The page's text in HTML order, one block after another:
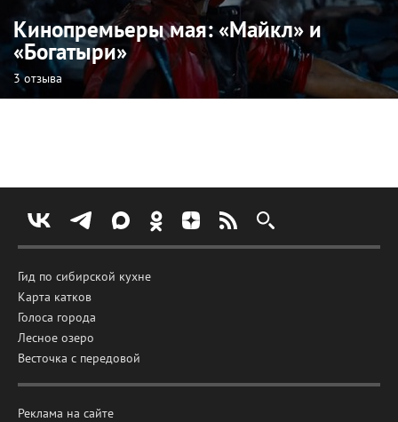
Кинопремьеры мая: «Майкл» и
«Богатыри»
3 отзыва
Гид по сибирской кухне
Карта катков
Голоса города
Лесное озеро
Весточка с передовой
Реклама на сайте